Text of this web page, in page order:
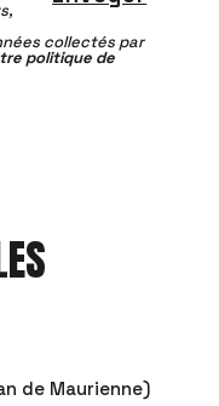
collectés par
politique de
de Maurienne)